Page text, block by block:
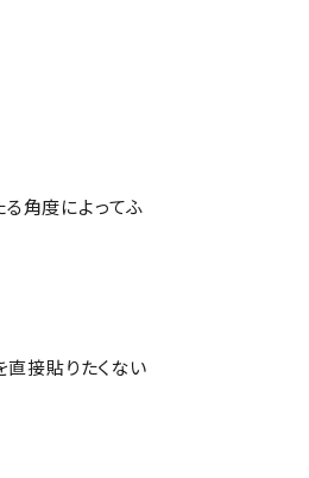
角度によってふ
接貼りたくない